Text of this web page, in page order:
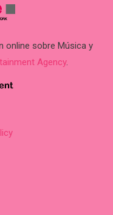
online sobre Música y
Agency.